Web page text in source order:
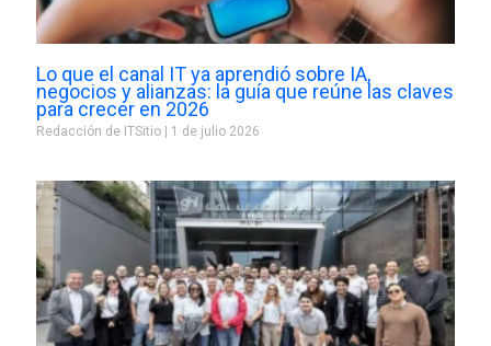
Lo que el canal IT ya aprendió sobre IA,
negocios y alianzas: la guía que reúne las claves
para crecer en 2026
Redacción de ITSitio 1 de julio 2026